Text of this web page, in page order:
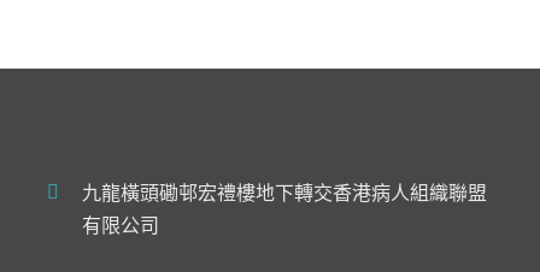
九龍橫頭磡邨宏禮樓地下轉交香港病人組織聯盟
有限公司